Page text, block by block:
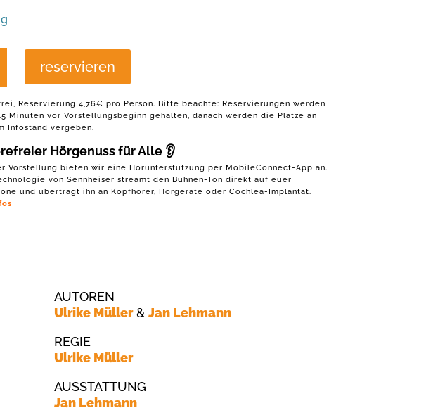
reservieren
Reservierung 4,76€ pro Person. Bitte beachte: Reservierungen werden
Minuten vor Vorstellungsbeginn gehalten, danach werden die Plätze an
Infostand vergeben.
Hörgenuss für Alle 👂
Vorstellung bieten wir eine Hörunterstützung per MobileConnect-App an.
von Sennheiser streamt den Bühnen-Ton direkt auf euer
und überträgt ihn an Kopfhörer, Hörgeräte oder Cochlea-Implantat.
AUTOREN
Ulrike Müller& Jan Lehmann
REGIE
Ulrike Müller
AUSSTATTUNG
Jan Lehmann